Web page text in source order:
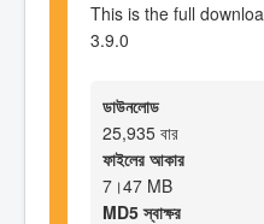
This is the full
3.9.0
ডাউনলোড
25,935 বার
ফাইলের আকার
7।47 MB
MD5 স্বাক্ষর